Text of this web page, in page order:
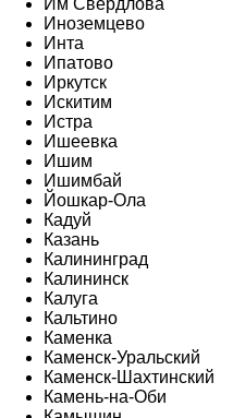
Им Свердлова
Иноземцево
Инта
Ипатово
Иркутск
Искитим
Истра
Ишеевка
Ишим
Ишимбай
Йошкар-Ола
Кадуй
Казань
Калининград
Калининск
Калуга
Кальтино
Каменка
Каменск-Уральский
Каменск-Шахтинский
Камень-на-Оби